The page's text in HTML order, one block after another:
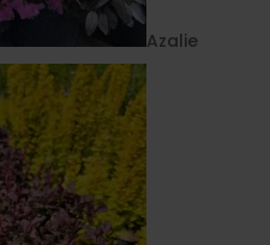
Azalie